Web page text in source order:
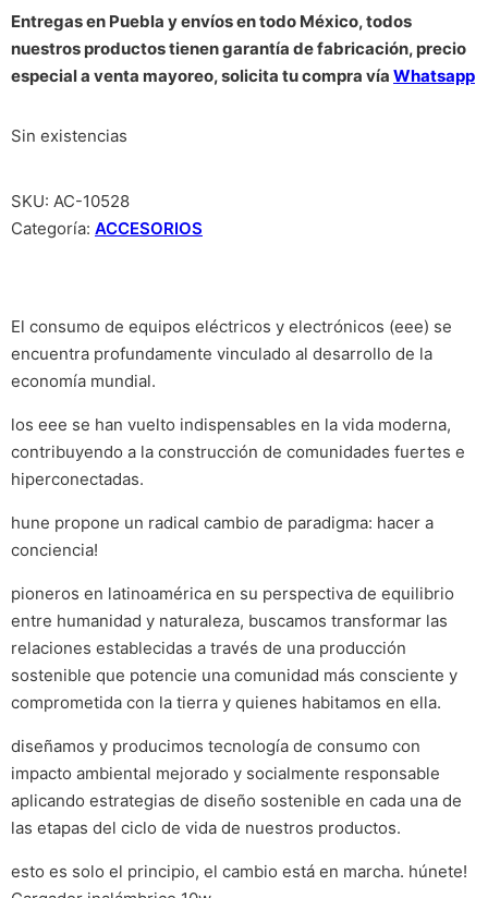
Entregas en Puebla y envíos en todo México, todos
nuestros productos tienen garantía de fabricación, precio
especial a venta mayoreo, solicita tu compra vía Whatsapp
Sin existencias
SKU: AC-10528
Categoría: ACCESORIOS
El consumo de equipos eléctricos y electrónicos (eee) se
encuentra profundamente vinculado al desarrollo de la
economía mundial.
los eee se han vuelto indispensables en la vida moderna,
contribuyendo a la construcción de comunidades fuertes e
hiperconectadas.
hune propone un radical cambio de paradigma: hacer a
conciencia!
pioneros en latinoamérica en su perspectiva de equilibrio
entre humanidad y naturaleza, buscamos transformar las
relaciones establecidas a través de una producción
sostenible que potencie una comunidad más consciente y
comprometida con la tierra y quienes habitamos en ella.
diseñamos y producimos tecnología de consumo con
impacto ambiental mejorado y socialmente responsable
aplicando estrategias de diseño sostenible en cada una de
las etapas del ciclo de vida de nuestros productos.
esto es solo el principio, el cambio está en marcha. húnete!